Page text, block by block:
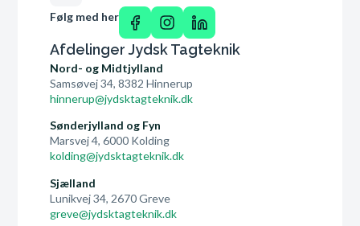
Følg med her
Afdelinger Jydsk Tagteknik
Nord- og Midtjylland
Samsøvej 34, 8382 Hinnerup
hinnerup@jydsktagteknik.dk
Sønderjylland og Fyn
Marsvej 4, 6000 Kolding
kolding@jydsktagteknik.dk
Sjælland
Lunikvej 34, 2670 Greve
greve@jydsktagteknik.dk